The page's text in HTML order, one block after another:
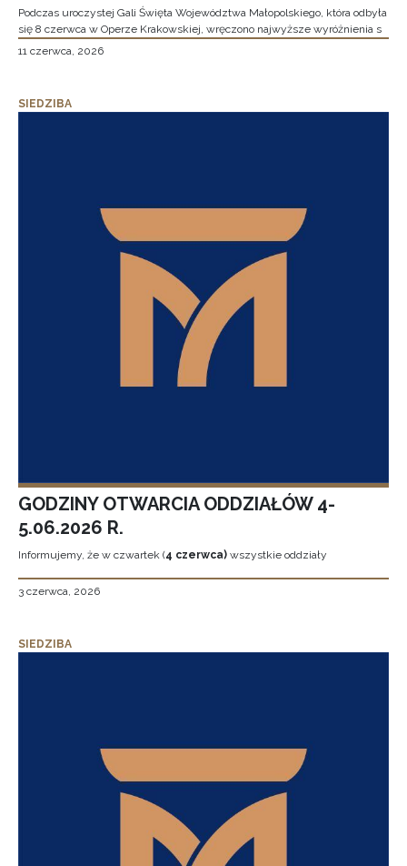
Podczas uroczystej Gali Święta Województwa Małopolskiego, która odbyła
się 8 czerwca w Operze Krakowskiej, wręczono najwyższe wyróżnienia s
11 czerwca, 2026
SIEDZIBA
GODZINY OTWARCIA ODDZIAŁÓW 4-
5.06.2026 R.
Informujemy, że w czwartek (4 czerwca) wszystkie oddziały
3 czerwca, 2026
SIEDZIBA